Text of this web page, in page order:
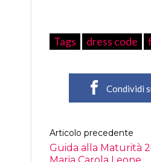
Tags dress code
Condividi
Articolo precedente
Guida alla Maturità